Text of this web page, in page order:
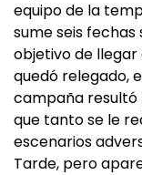
equipo de la
sume seis fechas
objetivo de
quedó relegado,
campaña resultó
que tanto se le
escenarios
Tarde, pero